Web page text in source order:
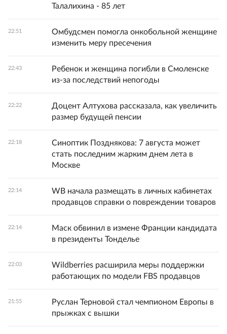
Талалихина - 85 лет
22:51
Омбудсмен помогла онкобольной женщине
изменить меру пресечения
22:43
Ребенок и женщина погибли в Смоленске
из-за последствий непогоды
22:22
Доцент Алтухова рассказала, как увеличить
размер будущей пенсии
22:18
Синоптик Позднякова: 7 августа может
стать последним жарким днем лета в
Москве
22:14
WB начала размещать в личных кабинетах
продавцов справки о повреждении товаров
22:14
Маск обвинил в измене Франции кандидата
в президенты Тонделье
22:03
Wildberries расширила меры поддержки
работающих по модели FBS продавцов
21:55
Руслан Терновой стал чемпионом Европы в
прыжках с вышки